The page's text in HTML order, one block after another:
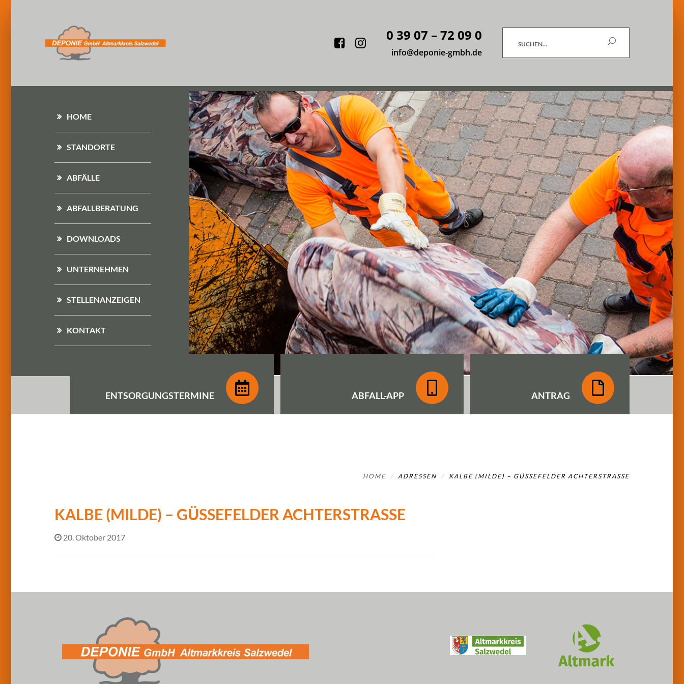
Facebook
Instagram
0 39 07 – 72 09 0
info@deponie-gmbh.de
Suchen
HOME
STANDORTE
ABFÄLLE
ABFALLBERATUNG
DOWNLOADS
UNTERNEHMEN
STELLENANZEIGEN
KONTAKT
ENTSORGUNGSTERMINE ABFALL-APP ANTRAG
HOME ADRESSEN KALBE (MILDE) – GÜSSEFELDER ACHTERSTRASSE
KALBE (MILDE) – GÜSSEFELDER ACHTERSTRASSE
20. Oktober 2017